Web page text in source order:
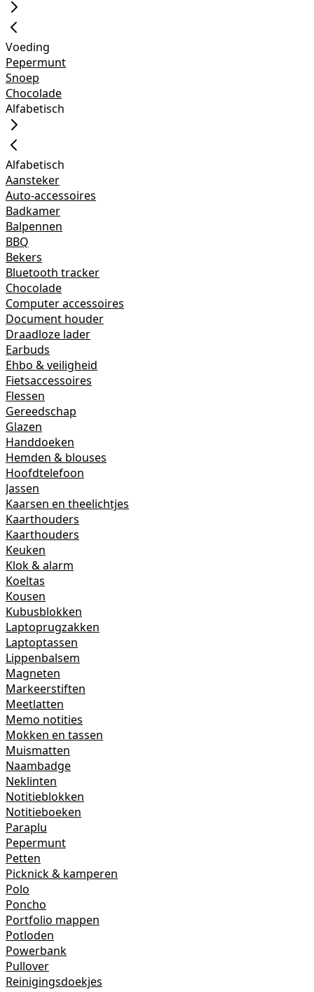
Voeding
Pepermunt
Snoep
Chocolade
Alfabetisch
Alfabetisch
Aansteker
Auto-accessoires
Badkamer
Balpennen
BBQ
Bekers
Bluetooth tracker
Chocolade
Computer accessoires
Document houder
Draadloze lader
Earbuds
Ehbo & veiligheid
Fietsaccessoires
Flessen
Gereedschap
Glazen
Handdoeken
Hemden & blouses
Hoofdtelefoon
Jassen
Kaarsen en theelichtjes
Kaarthouders
Kaarthouders
Keuken
Klok & alarm
Koeltas
Kousen
Kubusblokken
Laptoprugzakken
Laptoptassen
Lippenbalsem
Magneten
Markeerstiften
Meetlatten
Memo notities
Mokken en tassen
Muismatten
Naambadge
Neklinten
Notitieblokken
Notitieboeken
Paraplu
Pepermunt
Petten
Picknick & kamperen
Polo
Poncho
Portfolio mappen
Potloden
Powerbank
Pullover
Reinigingsdoekjes